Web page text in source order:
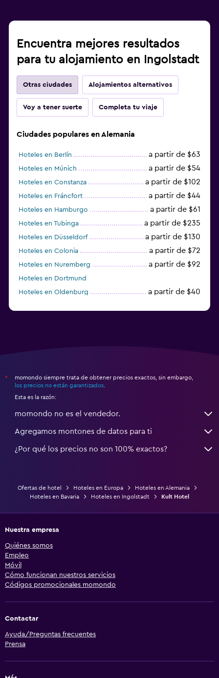
Encuentra mejores resultados
para tu alojamiento en Ingolstadt
Otras ciudades Alojamientos alternativos
Voy a tener suerte Completa tu viaje
Ciudades populares en Alemania
Hoteles en Berlín a partir de $63
Hoteles en Múnich a partir de $54
Hoteles en Constanza a partir de $102
Hoteles en Fráncfort a partir de $44
Hoteles en Hamburgo a partir de $61
Hoteles en Tubinga a partir de $235
Hoteles en Düsseldorf a partir de $130
Hoteles en Colonia a partir de $72
Hoteles en Nuremberg a partir de $92
Hoteles en Dortmund
Hoteles en Oldenburg
a partir de $40
*
momondo siempre trata de obtener precios exactos, sin embargo,
los precios no están garantizados
Esta es la razón:
momondo no es el vendedor.
Agregamos montones de datos para ti
¿Por qué los precios no son 100% exactos?
Ofertas de hotel Hoteles en Europa
Hoteles en Alemania
Hoteles en Bavaria
Hoteles en Ingolstadt Kult Hotel
Nuestra empresa
Quiénes somos
Empleo
Móvil
Cómo funcionan nuestros servicios
Códigos promocionales momondo
Contactar
Ayuda/Preguntas frecuentes
Prensa